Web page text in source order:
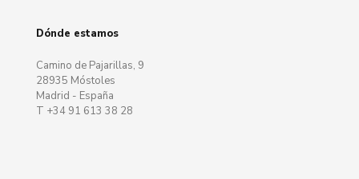
Dónde estamos
Camino de Pajarillas, 9
28935 Móstoles
Madrid - España
T +34 91 613 38 28